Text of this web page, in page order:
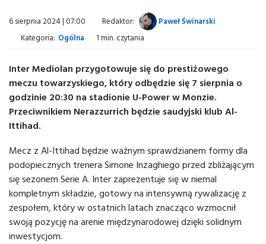
6 sierpnia 2024 | 07:00 Redaktor:
Paweł Świnarski
Kategoria: Ogólna 1 min. czytania
Inter Mediolan przygotowuje się do prestiżowego
meczu towarzyskiego, który odbędzie się 7 sierpnia o
godzinie 20:30 na stadionie U-Power w Monzie.
Przeciwnikiem Nerazzurrich będzie saudyjski klub Al-
Ittihad.
Mecz z Al-Ittihad będzie ważnym sprawdzianem formy dla
podopiecznych trenera Simone Inzaghiego przed zbliżającym
się sezonem Serie A. Inter zaprezentuje się w niemal
kompletnym składzie, gotowy na intensywną rywalizację z
zespołem, który w ostatnich latach znacząco wzmocnił
swoją pozycję na arenie międzynarodowej dzięki solidnym
inwestycjom.